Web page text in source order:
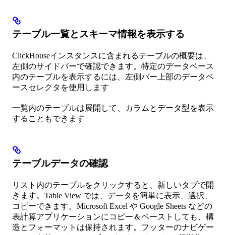
テーブル一覧とスキーマ情報を表示する
ClickHouseインスタンスに含まれるテーブルの概要は、
左側のサイドバーで確認できます。特定のデータベース
内のテーブルを表示するには、左側バー上部のデータベ
ースセレクタを使用します
一覧内のテーブルは展開して、カラムとデータ型を表示
することもできます
テーブルデータの確認
リスト内のテーブルをクリックすると、新しいタブで開
きます。Table View では、データを簡単に表示、選択、
コピーできます。Microsoft Excel や Google Sheets などの
表計算アプリケーションにコピー＆ペーストしても、構
造とフォーマットは保持されます。フッターのナビゲー